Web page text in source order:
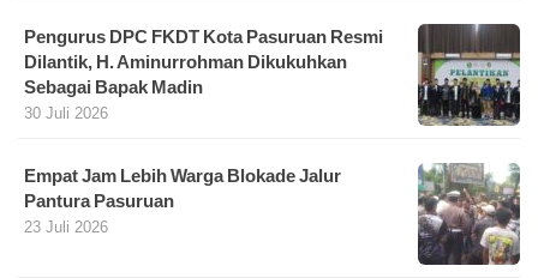
Pengurus DPC FKDT Kota Pasuruan Resmi
Dilantik, H. Aminurrohman Dikukuhkan
Sebagai Bapak Madin
30 Juli 2026
Empat Jam Lebih Warga Blokade Jalur
Pantura Pasuruan
23 Juli 2026